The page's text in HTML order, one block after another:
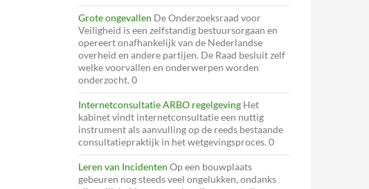
Grote ongevallen De Onderzoeksraad voor
Veiligheid is een zelfstandig bestuursorgaan en
opereert onafhankelijk van de Nederlandse
overheid en andere partijen. De Raad besluit zelf
welke voorvallen en onderwerpen worden
onderzocht. 0
Internetconsultatie ARBO regelgeving Het
kabinet vindt internetconsultatie een nuttig
instrument als aanvulling op de reeds bestaande
consultatiepraktijk in het wetgevingsproces. 0
Leren van Incidenten Op een bouwplaats
gebeuren nog steeds veel ongelukken, ondanks